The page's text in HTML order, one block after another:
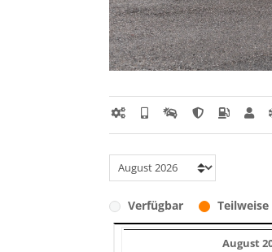
Verfügbar
August